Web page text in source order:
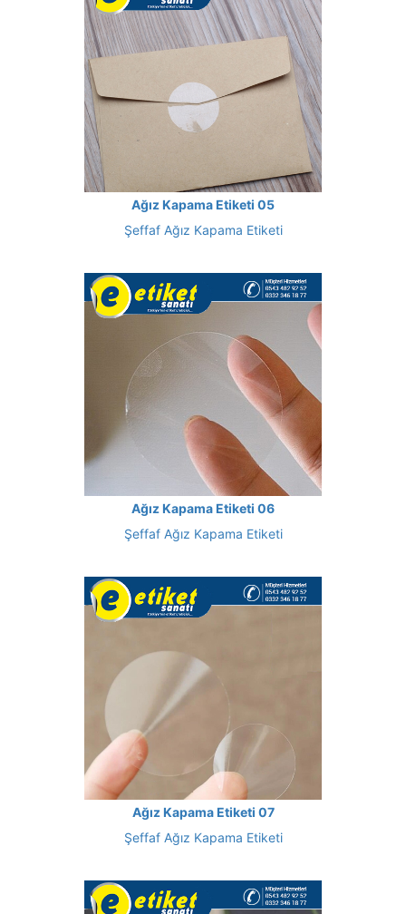
Ağız Kapama Etiketi 05
Şeffaf Ağız Kapama Etiketi
Ağız Kapama Etiketi 06
Şeffaf Ağız Kapama Etiketi
Ağız Kapama Etiketi 07
Şeffaf Ağız Kapama Etiketi